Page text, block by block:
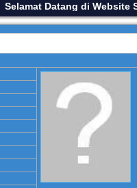
Selamat Datang di Website